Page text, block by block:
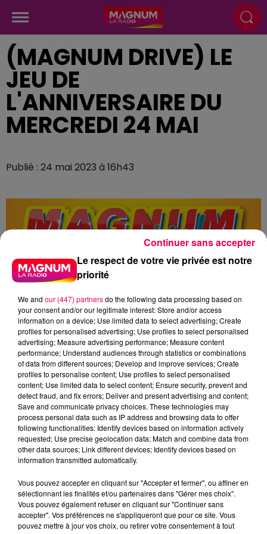
(MAGNUM DRIVE) LE
JEU DE
L'ANNIVERSAIRE DU
MERCREDI 24 MAI
Publié : 24 mai 2023 à 16h43
mercredi-24-mai.mp3
Le respect de votre vie privée est notre
priorité
We and our (447) partnersdo the following data processing based on
your consent and/or our legitimate interest: Store and/or access
information on a device; Use limited data to select advertising; Create
profiles for personalised advertising; Use profiles to select personalised
advertising; Measure advertising performance; Measure content
performance; Understand audiences through statistics or combinations
of data from different sources; Develop and improve services; Create
profiles to personalise content; Use profiles to select personalised
content; Use limited data to select content; Ensure security, prevent and
detect fraud, and fix errors; Deliver and present advertising and content;
Save and communicate privacy choices. These technologies may
process personal data such as IP address and browsing data to offer
following functionalities: Identify devices based on information actively
requested; Use precise geolocation data; Match and combine data from
other data sources; Link different devices; Identify devices based on
information transmitted automatically.
Vous pouvez accepter en cliquant sur "Accepter et fermer", ou affiner en
sélectionnant les finalités et/ou partenaires dans "Gérer mes choix".
Vous pouvez également refuser en cliquant sur "Continuer sans
accepter". Vos préférences ne s'appliqueront que pour ce site. Vous
pouvez mettre à jour vos choix, ou retirer votre consentement à tout
Continuer sans accepter